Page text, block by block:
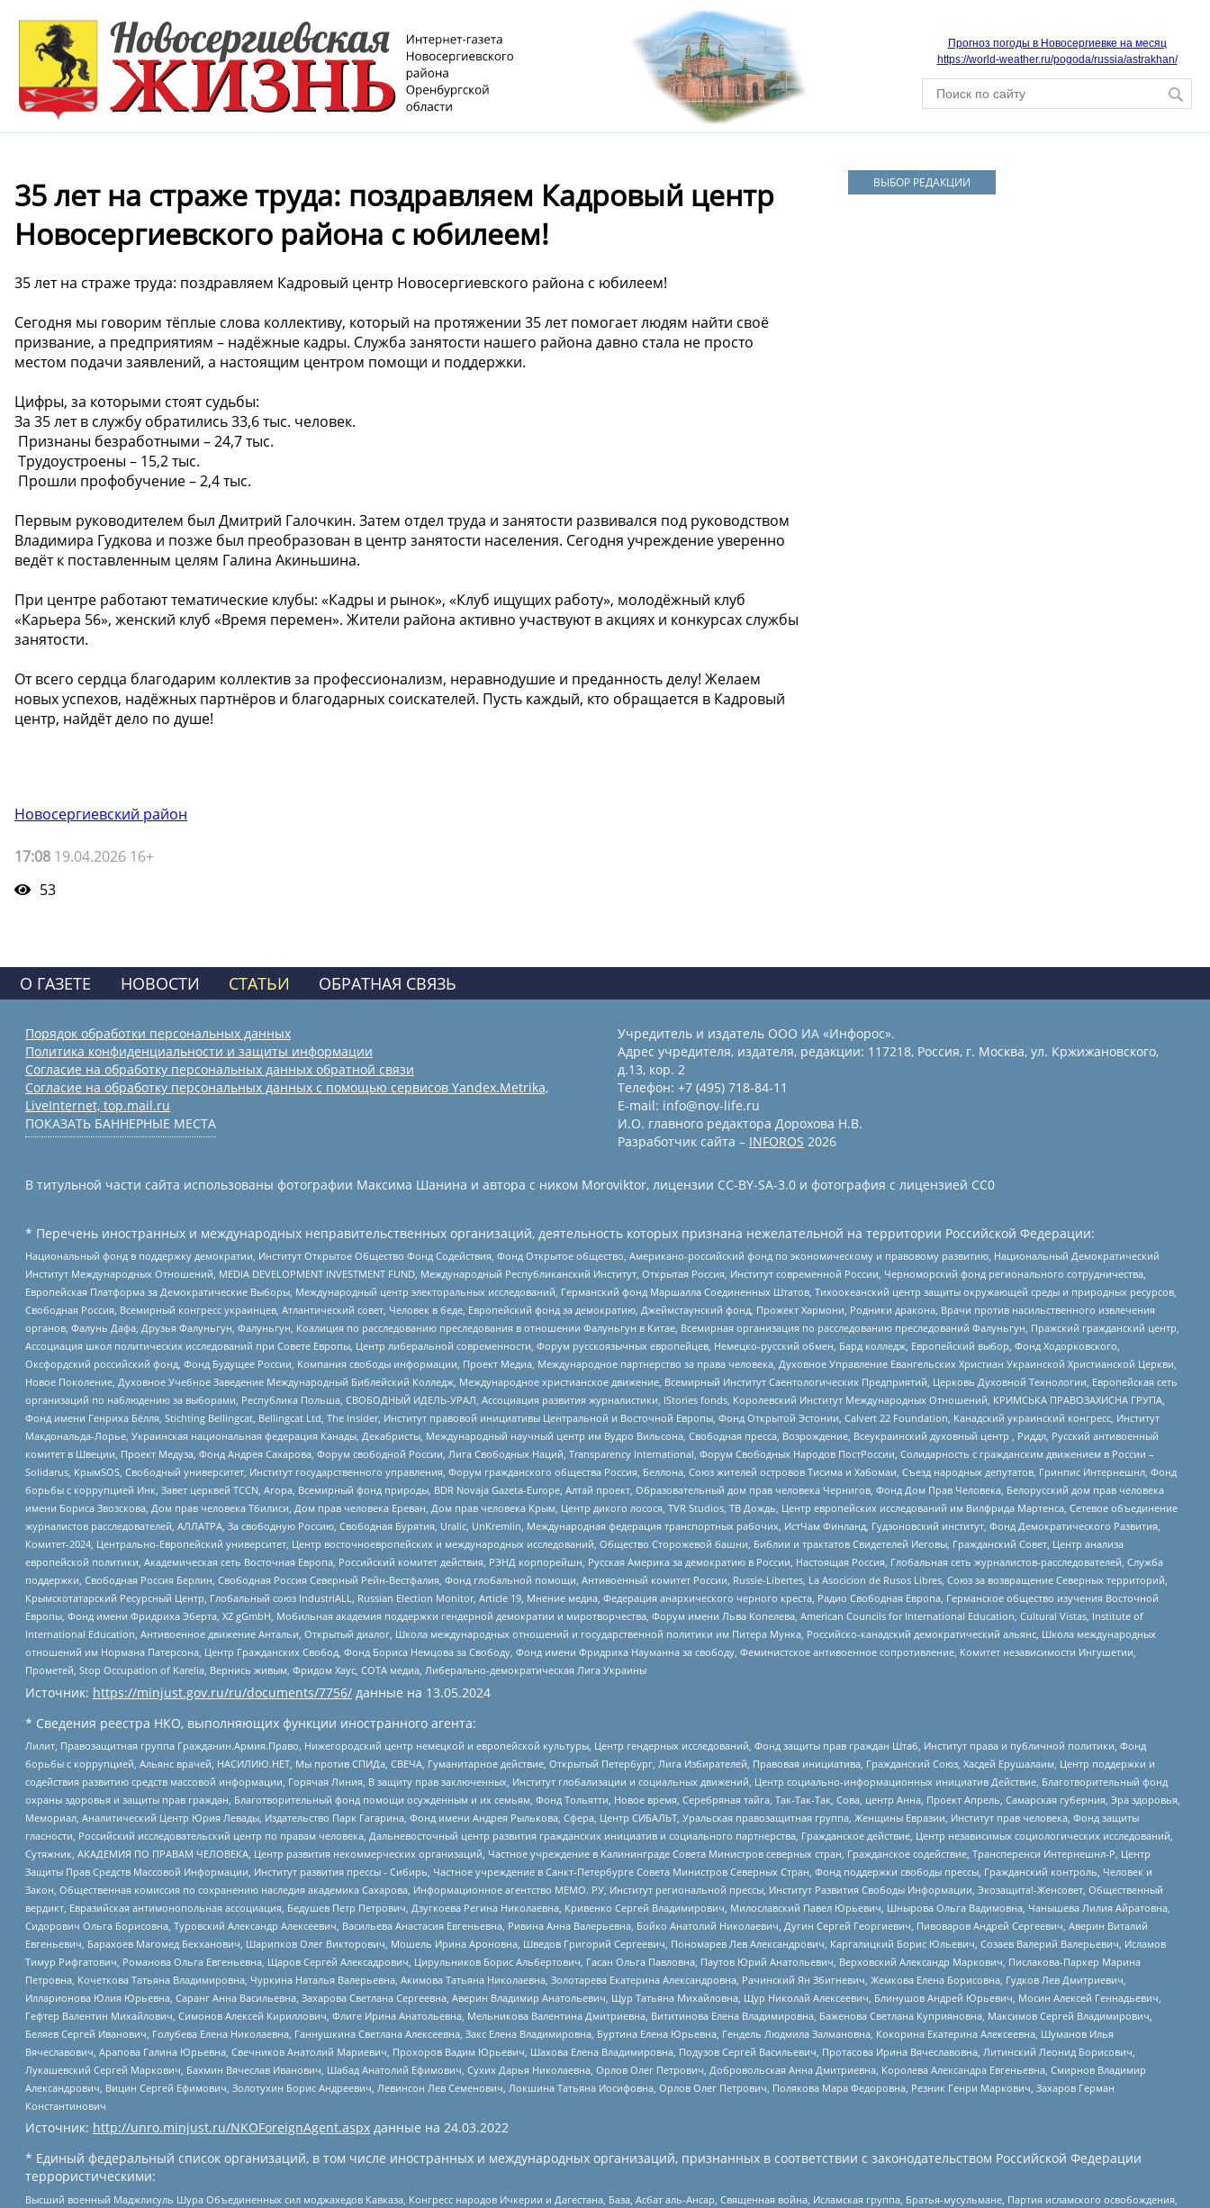
Прогноз погоды в Новосергиевке на месяц
https://world-weather.ru/pogoda/russia/astrakhan/
35 лет на страже труда: поздравляем Кадровый центр
Новосергиевского района с юбилеем!
35 лет на страже труда: поздравляем Кадровый центр Новосергиевского района с юбилеем!
Сегодня мы говорим тёплые слова коллективу, который на протяжении 35 лет помогает людям найти своё
призвание, а предприятиям – надёжные кадры. Служба занятости нашего района давно стала не просто
местом подачи заявлений, а настоящим центром помощи и поддержки.
Цифры, за которыми стоят судьбы:
За 35 лет в службу обратились 33,6 тыс. человек.
️ Признаны безработными – 24,7 тыс.
️ Трудоустроены – 15,2 тыс.
️ Прошли профобучение – 2,4 тыс.
Первым руководителем был Дмитрий Галочкин. Затем отдел труда и занятости развивался под руководством
Владимира Гудкова и позже был преобразован в центр занятости населения. Сегодня учреждение уверенно
ведёт к поставленным целям Галина Акиньшина.
При центре работают тематические клубы: «Кадры и рынок», «Клуб ищущих работу», молодёжный клуб
«Карьера 56», женский клуб «Время перемен». Жители района активно участвуют в акциях и конкурсах службы
занятости.
От всего сердца благодарим коллектив за профессионализм, неравнодушие и преданность делу! Желаем
новых успехов, надёжных партнёров и благодарных соискателей. Пусть каждый, кто обращается в Кадровый
центр, найдёт дело по душе!
Новосергиевский район
17:08 19.04.2026 16+
53
ВЫБОР РЕДАКЦИИ
О ГАЗЕТЕ НОВОСТИ СТАТЬИ ОБРАТНАЯ СВЯЗЬ
Порядок обработки персональных данных
Политика конфиденциальности и защиты информации
Согласие на обработку персональных данных обратной связи
Согласие на обработку персональных данных с помощью сервисов Yandex.Metrika,
LiveInternet, top.mail.ru
ПОКАЗАТЬ БАННЕРНЫЕ МЕСТА
Учредитель и издатель ООО ИА «Инфорос».
Адрес учредителя, издателя, редакции: 117218, Россия, г. Москва, ул. Кржижановского,
д.13, кор. 2
Телефон: +7 (495) 718-84-11
E-mail: info@nov-life.ru
И.О. главного редактора Дорохова Н.В.
Разработчик сайта – INFOROS 2026
В титульной части сайта использованы фотографии Максима Шанина и автора с ником Moroviktor, лицензии CC-BY-SA-3.0 и фотография с лицензией СС0
* Перечень иностранных и международных неправительственных организаций, деятельность которых признана нежелательной на территории Российской Федерации:
Национальный фонд в поддержку демократии, Институт Открытое Общество Фонд Содействия, Фонд Открытое общество, Американо-российский фонд по экономическому и правовому развитию, Национальный Демократический
Институт Международных Отношений, MEDIA DEVELOPMENT INVESTMENT FUND, Международный Республиканский Институт, Открытая Россия, Институт современной России, Черноморский фонд регионального сотрудничества,
Европейская Платформа за Демократические Выборы, Международный центр электоральных исследований, Германский фонд Маршалла Соединенных Штатов, Тихоокеанский центр защиты окружающей среды и природных ресурсов,
Свободная Россия, Всемирный конгресс украинцев, Атлантический совет, Человек в беде, Европейский фонд за демократию, Джеймстаунский фонд, Прожект Хармони, Родники дракона, Врачи против насильственного извлечения
органов, Фалунь Дафа, Друзья Фалуньгун, Фалуньгун, Коалиция по расследованию преследования в отношении Фалуньгун в Китае, Всемирная организация по расследованию преследований Фалуньгун, Пражский гражданский центр,
Ассоциация школ политических исследований при Совете Европы, Центр либеральной современности, Форум русскоязычных европейцев, Немецко-русский обмен, Бард колледж, Европейский выбор, Фонд Ходорковского,
Оксфордский российский фонд, Фонд Будущее России, Компания свободы информации, Проект Медиа, Международное партнерство за права человека, Духовное Управление Евангельских Христиан Украинской Христианской Церкви,
Новое Поколение, Духовное Учебное Заведение Международный Библейский Колледж, Международное христианское движение, Всемирный Институт Саентологических Предприятий, Церковь Духовной Технологии, Европейская сеть
организаций по наблюдению за выборами, Республика Польша, СВОБОДНЫЙ ИДЕЛЬ-УРАЛ, Ассоциация развития журналистики, IStories fonds, Королевский Институт Международных Отношений, КРИМСЬКА ПРАВОЗАХИСНА ГРУПА,
Фонд имени Генриха Бёлля, Stichting Bellingcat, Bellingcat Ltd, The Insider, Институт правовой инициативы Центральной и Восточной Европы, Фонд Открытой Эстонии, Calvert 22 Foundation, Канадский украинский конгресс, Институт
Макдональда-Лорье, Украинская национальная федерация Канады, Декабристы, Международный научный центр им Вудро Вильсона, Свободная пресса, Возрождение, Всеукраинский духовный центр , Риддл, Русский антивоенный
комитет в Швеции, Проект Медуза, Фонд Андрея Сахарова, Форум свободной России, Лига Свободных Наций, Transparеncy International, Форум Свободных Народов ПостРоссии, Солидарность с гражданским движением в России –
Solidarus, КрымSOS, Свободный университет, Институт государственного управления, Форум гражданского общества Россия, Беллона, Союз жителей островов Тисима и Хабомаи, Съезд народных депутатов, Гринпис Интернешнл, Фонд
борьбы с коррупцией Инк, Завет церквей TCCN, Агора, Всемирный фонд природы, BDR Novaja Gazeta-Europe, Алтай проект, Образовательный дом прав человека Чернигов, Фонд Дом Прав Человека, Белорусский дом прав человека
имени Бориса Звозскова, Дом прав человека Тбилиси, Дом прав человека Ереван, Дом прав человека Крым, Центр дикого лосося, TVR Studios, ТВ Дождь, Центр европейских исследований им Вилфрида Мартенса, Сетевое объединение
журналистов расследователей, АЛЛАТРА, За свободную Россию, Свободная Бурятия, Uralic, UnKremlin, Международная федерация транспортных рабочих, ИстЧам Финланд, Гудзоновский институт, Фонд Демократического Развития,
Комитет-2024, Центрально-Европейский университет, Центр восточноевропейских и международных исследований, Общество Сторожевой башни, Библии и трактатов Свидетелей Иеговы, Гражданский Совет, Центр анализа
европейской политики, Академическая сеть Восточная Европа, Российский комитет действия, РЭНД корпорейшн, Русская Америка за демократию в России, Настоящая Россия, Глобальная сеть журналистов-расследователей, Служба
поддержки, Свободная Россия Берлин, Свободная Россия Северный Рейн-Вестфалия, Фонд глобальной помощи, Антивоенный комитет России, Russie-Libertes, La Asocicion de Rusos Libres, Союз за возвращение Северных территорий,
Крымскотатарский Ресурсный Центр, Глобальный союз IndustriALL, Russian Election Monitor, Article 19, Мнение медиа, Федерация анархического черного креста, Радио Свободная Европа, Германское общество изучения Восточной
Европы, Фонд имени Фридриха Эберта, XZ gGmbH, Мобильная академия поддержки гендерной демократии и миротворчества, Форум имени Льва Копелева, American Councils for International Education, Cultural Vistas, Institute of
International Education, Антивоенное движение Антальи, Открытый диалог, Школа международных отношений и государственной политики им Питера Мунка, Российско-канадский демократический альянс, Школа международных
отношений им Нормана Патерсона, Центр Гражданских Свобод, Фонд Бориса Немцова за Свободу, Фонд имени Фридриха Науманна за свободу, Феминистское антивоенное сопротивление, Комитет независимости Ингушетии,
Прометей, Stop Occupation of Karelia, Вернись живым, Фридом Хаус, СОТА медиа, Либерально-демократическая Лига Украины
Источник: https://minjust.gov.ru/ru/documents/7756/ данные на 13.05.2024
* Сведения реестра НКО, выполняющих функции иностранного агента:
Лилит, Правозащитная группа Гражданин.Армия.Право, Нижегородский центр немецкой и европейской культуры, Центр гендерных исследований, Фонд защиты прав граждан Штаб, Институт права и публичной политики, Фонд
борьбы с коррупцией, Альянс врачей, НАСИЛИЮ.НЕТ, Мы против СПИДа, СВЕЧА, Гуманитарное действие, Открытый Петербург, Лига Избирателей, Правовая инициатива, Гражданский Союз, Хасдей Ерушалаим, Центр поддержки и
содействия развитию средств массовой информации, Горячая Линия, В защиту прав заключенных, Институт глобализации и социальных движений, Центр социально-информационных инициатив Действие, Благотворительный фонд
охраны здоровья и защиты прав граждан, Благотворительный фонд помощи осужденным и их семьям, Фонд Тольятти, Новое время, Серебряная тайга, Так-Так-Так, Сова, центр Анна, Проект Апрель, Самарская губерния, Эра здоровья,
Мемориал, Аналитический Центр Юрия Левады, Издательство Парк Гагарина, Фонд имени Андрея Рылькова, Сфера, Центр СИБАЛЬТ, Уральская правозащитная группа, Женщины Евразии, Институт прав человека, Фонд защиты
гласности, Российский исследовательский центр по правам человека, Дальневосточный центр развития гражданских инициатив и социального партнерства, Гражданское действие, Центр независимых социологических исследований,
Сутяжник, АКАДЕМИЯ ПО ПРАВАМ ЧЕЛОВЕКА, Центр развития некоммерческих организаций, Частное учреждение в Калининграде Совета Министров северных стран, Гражданское содействие, Трансперенси Интернешнл-Р, Центр
Защиты Прав Средств Массовой Информации, Институт развития прессы - Сибирь, Частное учреждение в Санкт-Петербурге Совета Министров Северных Стран, Фонд поддержки свободы прессы, Гражданский контроль, Человек и
Закон, Общественная комиссия по сохранению наследия академика Сахарова, Информационное агентство МЕМО. РУ, Институт региональной прессы, Институт Развития Свободы Информации, Экозащита!-Женсовет, Общественный
вердикт, Евразийская антимонопольная ассоциация, Бедушев Петр Петрович, Дзугкоева Регина Николаевна, Кривенко Сергей Владимирович, Милославский Павел Юрьевич, Шнырова Ольга Вадимовна, Чанышева Лилия Айратовна,
Сидорович Ольга Борисовна, Туровский Александр Алексеевич, Васильева Анастасия Евгеньевна, Ривина Анна Валерьевна, Бойко Анатолий Николаевич, Дугин Сергей Георгиевич, Пивоваров Андрей Сергеевич, Аверин Виталий
Евгеньевич, Барахоев Магомед Бекханович, Шарипков Олег Викторович, Мошель Ирина Ароновна, Шведов Григорий Сергеевич, Пономарев Лев Александрович, Каргалицкий Борис Юльевич, Созаев Валерий Валерьевич, Исламов
Тимур Рифгатович, Романова Ольга Евгеньевна, Щаров Сергей Алексадрович, Цирульников Борис Альбертович, Гасан Ольга Павловна, Паутов Юрий Анатольевич, Верховский Александр Маркович, Пислакова-Паркер Марина
Петровна, Кочеткова Татьяна Владимировна, Чуркина Наталья Валерьевна, Акимова Татьяна Николаевна, Золотарева Екатерина Александровна, Рачинский Ян Збигневич, Жемкова Елена Борисовна, Гудков Лев Дмитриевич,
Илларионова Юлия Юрьевна, Саранг Анна Васильевна, Захарова Светлана Сергеевна, Аверин Владимир Анатольевич, Щур Татьяна Михайловна, Щур Николай Алексеевич, Блинушов Андрей Юрьевич, Мосин Алексей Геннадьевич,
Гефтер Валентин Михайлович, Симонов Алексей Кириллович, Флиге Ирина Анатольевна, Мельникова Валентина Дмитриевна, Вититинова Елена Владимировна, Баженова Светлана Куприяновна, Максимов Сергей Владимирович,
Беляев Сергей Иванович, Голубева Елена Николаевна, Ганнушкина Светлана Алексеевна, Закс Елена Владимировна, Буртина Елена Юрьевна, Гендель Людмила Залмановна, Кокорина Екатерина Алексеевна, Шуманов Илья
Вячеславович, Арапова Галина Юрьевна, Свечников Анатолий Мариевич, Прохоров Вадим Юрьевич, Шахова Елена Владимировна, Подузов Сергей Васильевич, Протасова Ирина Вячеславовна, Литинский Леонид Борисович,
Лукашевский Сергей Маркович, Бахмин Вячеслав Иванович, Шабад Анатолий Ефимович, Сухих Дарья Николаевна, Орлов Олег Петрович, Добровольская Анна Дмитриевна, Королева Александра Евгеньевна, Смирнов Владимир
Александрович, Вицин Сергей Ефимович, Золотухин Борис Андреевич, Левинсон Лев Семенович, Локшина Татьяна Иосифовна, Орлов Олег Петрович, Полякова Мара Федоровна, Резник Генри Маркович, Захаров Герман
Константинович
Источник: http://unro.minjust.ru/NKOForeignAgent.aspx данные на 24.03.2022
* Единый федеральный список организаций, в том числе иностранных и международных организаций, признанных в соответствии с законодательством Российской Федерации
террористическими:
Высший военный Маджлисуль Шура Объединенных сил моджахедов Кавказа, Конгресс народов Ичкерии и Дагестана, База, Асбат аль-Ансар, Священная война, Исламская группа, Братья-мусульмане, Партия исламского освобождения,